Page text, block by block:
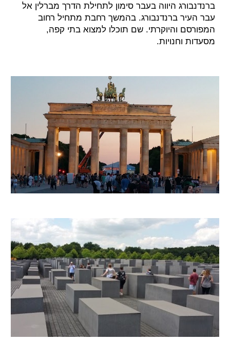
ברנדנבורג היווה בעבר סימון לתחילת הדרך מברלין אל
עבר העיר ברנדנבורג. בהמשך רחבת מתחיל רחוב
המפורסם והיוקרתי. שם תוכלו למצוא בתי קפה,
מסעדות וחנויות.